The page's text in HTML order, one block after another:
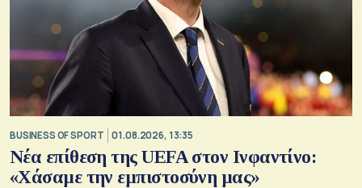
BUSINESS OF SPORT 01.08.2026, 13:35
Νέα επίθεση της UEFA στον Ινφαντίνο:
«Χάσαμε την εμπιστοσύνη μας»